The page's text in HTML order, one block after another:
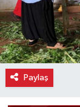
Paylaş